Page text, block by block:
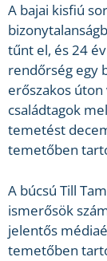
A bajai kisfiú
tűnt el, és 24
rendőrség egy
erőszakos
családtagok
temetést
temetőben
A búcsú Till
ismerősök
jelentős
temetőben